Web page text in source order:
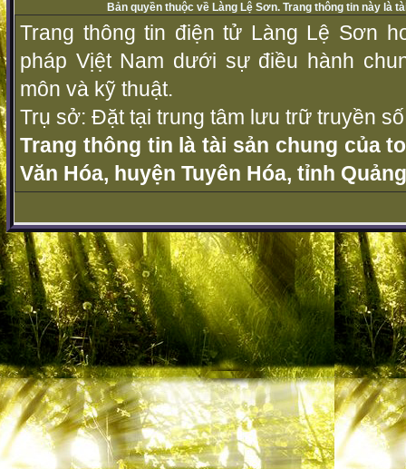
Bản quyền thuộc về Làng Lệ Sơn. Trang thông tin này là
Trang thông tin điện tử Làng Lệ Sơn
pháp Vịệt Nam dưới sự điều hành
môn và kỹ thuật.
Trụ sở: Đặt tại trung tâm lưu trữ truyền
Trang thông tin là tài sản chung của
Văn Hóa, huyện Tuyên Hóa, tỉnh